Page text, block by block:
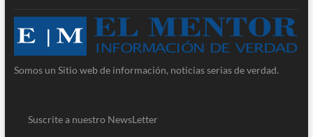
Somos un Sitio web de información, noticias serias de verdad.
Suscrite a nuestro NewsLetter